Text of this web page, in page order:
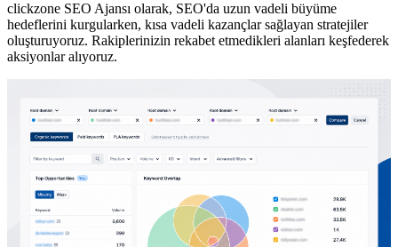
clickzone SEO Ajansı olarak, SEO'da uzun vadeli büyüme
hedeflerini kurgularken, kısa vadeli kazançlar sağlayan stratejiler
oluşturuyoruz. Rakiplerinizin rekabet etmedikleri alanları keşfederek
aksiyonlar alıyoruz.